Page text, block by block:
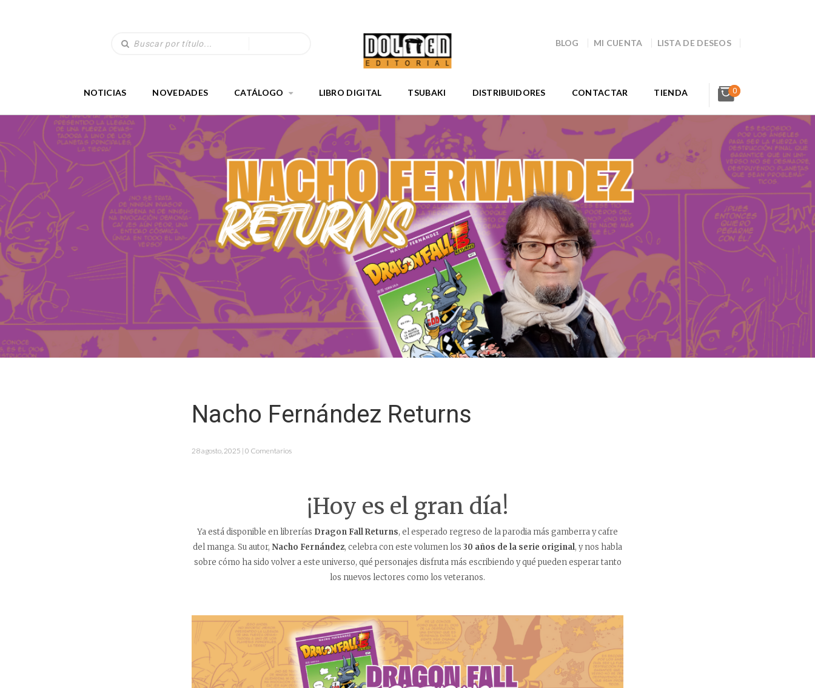
BLOG MI CUENTA LISTA DE DESEOS
NOTICIAS NOVEDADES CATÁLOGO LIBRO DIGITAL TSUBAKI DISTRIBUIDORES CONTACTAR TIENDA 0
Nacho Fernández Returns
28 agosto, 2025 | 0 Comentarios
¡Hoy es el gran día!
Ya está disponible en librerías Dragon Fall Returns, el esperado regreso de la parodia más gamberra y cafre
del manga. Su autor, Nacho Fernández, celebra con este volumen los 30 años de la serie original, y nos habla
sobre cómo ha sido volver a este universo, qué personajes disfruta más escribiendo y qué pueden esperar tanto
los nuevos lectores como los veteranos.